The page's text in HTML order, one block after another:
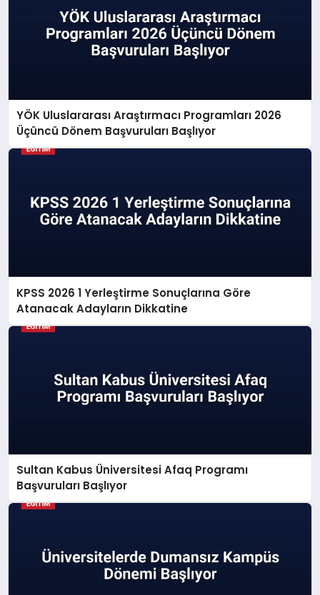
YÖK Uluslararası Araştırmacı Programları 2026
Üçüncü Dönem Başvuruları Başlıyor
KPSS 2026 1 Yerleştirme Sonuçlarına Göre
Atanacak Adayların Dikkatine
Sultan Kabus Üniversitesi Afaq Programı
Başvuruları Başlıyor